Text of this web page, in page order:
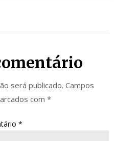
será publicado. Campos
com *
*